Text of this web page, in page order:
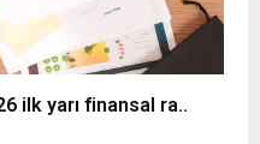
ilk yarı finansal ra..